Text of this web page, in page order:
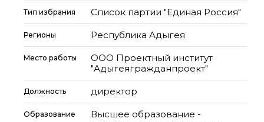
Тип избрания Список партии "Единая Россия"
Регионы Республика Адыгея
Место работы
ООО Проектный институт
"Адыгеягражданпроект"
Должность директор
Образование
Высшее образование -